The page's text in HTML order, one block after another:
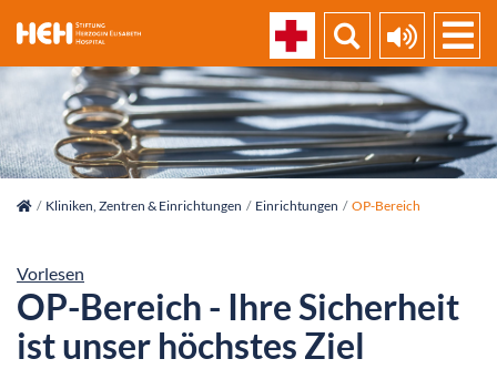
skip_navigation
Kliniken, Zentren & Einrichtungen Einrichtungen OP-Bereich
Vorlesen
OP-Bereich - Ihre Sicherheit
ist unser höchstes Ziel